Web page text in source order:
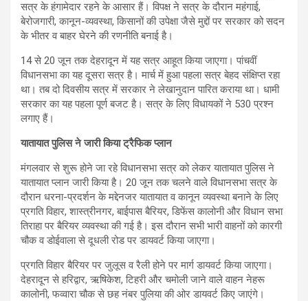
सत्र के हंगामेदार रहने के आसार हैं। विपक्ष ने सत्र के दौरान महंगाई,
बेरोजगारी, कानून-व्यवस्था, किसानों की उपेक्षा जैसे मुद्दों पर सरकार को सदन
के भीतर व बाहर घेरने की रणनीति बनाई है।
14 से 20 जून तक देहरादून में यह सत्र आहूत किया जाएगा। पांचवीं
विधानसभा का यह दूसरा सत्र है। मार्च में हुआ पहला सत्र बेहद संक्षिप्त रहा
था। तब दो दिवसीय सत्र में सरकार ने लेखानुदान पारित कराया था। धामी
सरकार का यह पहला पूर्ण बजट है। सत्र के लिए विधायकों ने 530 प्रश्न
लगाए हैं।
यातायात पुलिस ने जारी किया ट्रैफिक प्लान
मंगलवार से शुरू होने जा रहे विधानसभा सत्र को लेकर यातायात पुलिस ने
यातायात प्लान जारी किया है। 20 जून तक चलने वाले विधानसभा सत्र के
दौरान धरना-प्रदर्शन के मद्देनजर यातायात व कानून व्यवस्था बनाने के लिए
प्रगति विहार, शास्त्रीनगर, बाईपास बैरियर, डिफेंस कालोनी और विधान सभा
तिराहा पर बैरियर व्यवस्था की गई है। इस दौरान सभी भारी वाहनों को कारगी
चौक व डोईवाला से दूधली रोड पर डायवर्ट किया जाएगा।
प्रगति विहार बैरियर पर जुलूस व रैली होने पर मार्ग डायवर्ट किया जाएगा।
देहरादून से हरिद्वार, ऋषिकेश, टिहरी और चमोली जाने वाले वाहन नेहरू
कालोनी, फव्वारा चौक से छह नंबर पुलिया की ओर डायवर्ट किए जाएंगे।